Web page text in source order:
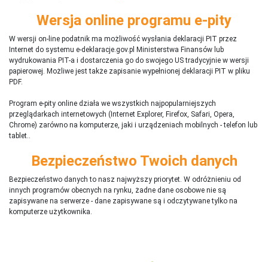
Wersja online programu e-pity
W wersji on-line podatnik ma możliwość wysłania deklaracji PIT przez
Internet do systemu e-deklaracje.gov.pl Ministerstwa Finansów lub
wydrukowania PIT-a i dostarczenia go do swojego US tradycyjnie w wersji
papierowej. Możliwe jest także zapisanie wypełnionej deklaracji PIT w pliku
PDF.
Program e-pity online działa we wszystkich najpopularniejszych
przeglądarkach internetowych (Internet Explorer, Firefox, Safari, Opera,
Chrome) zarówno na komputerze, jaki i urządzeniach mobilnych - telefon lub
tablet..
Bezpieczeństwo Twoich danych
Bezpieczeństwo danych to nasz najwyższy priorytet. W odróżnieniu od
innych programów obecnych na rynku, żadne dane osobowe nie są
zapisywane na serwerze - dane zapisywane są i odczytywane tylko na
komputerze użytkownika.